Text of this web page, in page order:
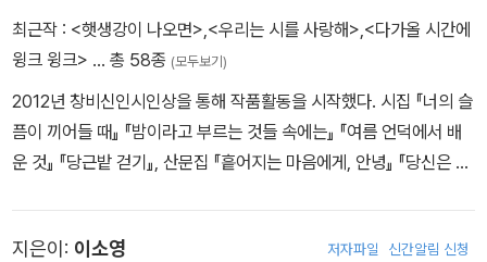
최근작 : <햇생강이 나오면>,<우리는 시를 사랑해>,<다가올 시간에
윙크 윙크> … 총 58종 (모두보기)
2012년 창비신인시인상을 통해 작품활동을 시작했다. 시집 『너의 슬
픔이 끼어들 때』 『밤이라고 부르는 것들 속에는』 『여름 언덕에서 배
운 것』 『당근밭 걷기』, 산문집 『흩어지는 마음에게, 안녕』 『당신은 나
지은이: 이소영 저자파일 신간알림 신청